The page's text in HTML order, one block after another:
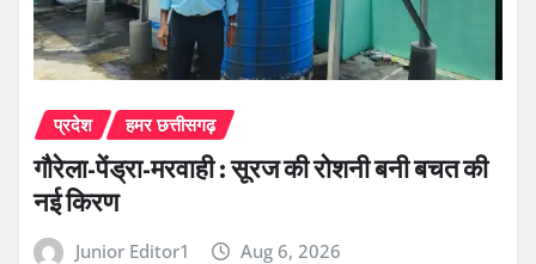
प्रदेश हमर छत्तीसगढ़
गौरेला-पेंड्रा-मरवाही : सूरज की रोशनी बनी बचत की
नई किरण
Junior Editor1 Aug 6, 2026